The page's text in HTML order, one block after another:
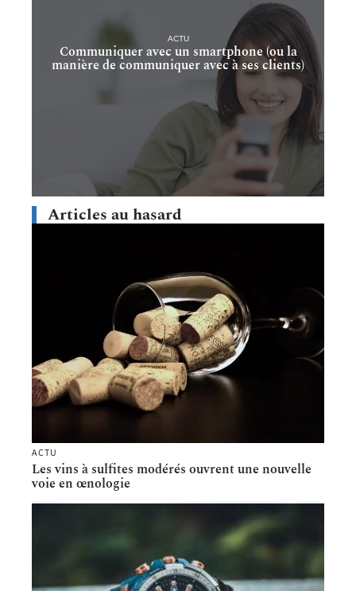
ACTU
Communiquer avec un smartphone (ou la
manière de communiquer avec à ses clients)
Articles au hasard
ACTU
Les vins à sulfites modérés ouvrent une nouvelle
voie en œnologie